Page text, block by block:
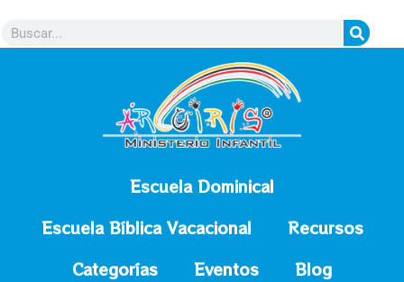
Escuela Dominical
Escuela Bíblica Vacacional
Recursos
Categorías
Eventos Blog